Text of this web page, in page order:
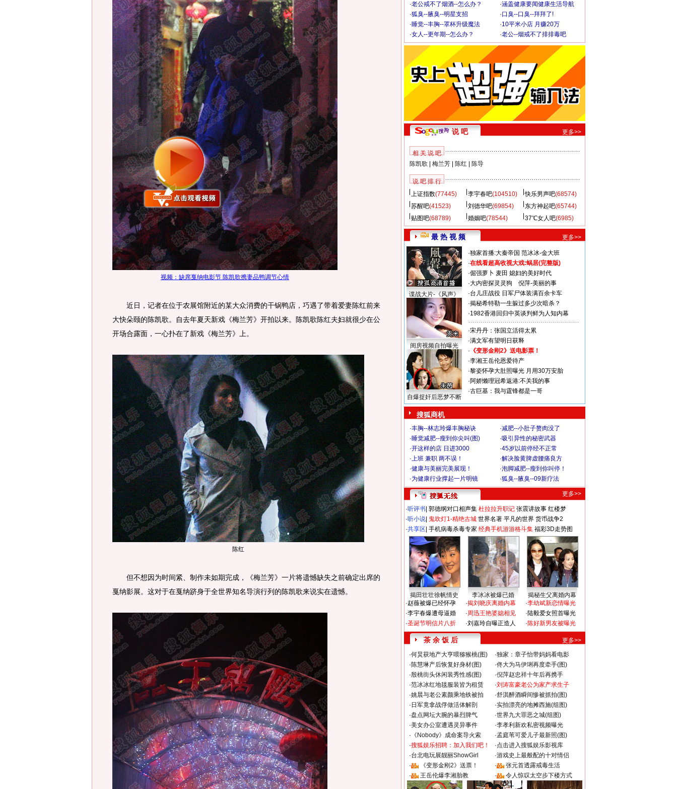
视频：缺席戛纳电影节 陈凯歌携妻品鸭调节心情
近日，记者在位于农展馆附近的某大众消费的干锅鸭店，巧遇了带着爱妻陈红前来
大快朵颐的陈凯歌。自去年夏天新戏《梅兰芳》开拍以来。陈凯歌陈红夫妇就很少在公
开场合露面，一心扑在了新戏《梅兰芳》上。
陈红
但不想因为时间紧、制作未如期完成，《梅兰芳》一片将遗憾缺失之前确定出席的
戛纳影展。这对于在戛纳跻身于全世界知名导演行列的陈凯歌来说实在遗憾。
·老公戒不了烟酒--怎么办？ ·涵盖健康要闻健康生活导航
·狐臭--腋臭--明星支招 ·口臭--口臭--拜拜了!
·睡觉--丰胸--罩杯升级魔法 ·10平米小店 月赚20万
·女人--更年期--怎么办？ ·老公--烟戒不了排排毒吧
说 吧 更多>>
相 关 说 吧
陈凯歌
梅兰芳| 陈红 陈导
说 吧 排 行
上证指数(77445) 李宇春吧(104510) 快乐男声吧(68574)
苏醒吧(41523) 刘德华吧(69854) 东方神起吧(65744)
贴图吧(68789) 婚姻吧(78544) 37℃女人吧(6985)
最 热 视 频 更多>>
谍战大片-《风声》
闺房视频自拍曝光
自爆捉奸后恶梦不断
·独家首播:大秦帝国 范冰冰-金大班
·在线看超高收视大戏:蜗居(完整版)
·倔强萝卜 麦田 媳妇的美好时代
·大内密探灵灵狗
倪萍-美丽的事
·台儿庄战役 日军尸体装满百余卡车
·揭秘希特勒一生躲过多少次暗杀？
·1982香港回归中英谈判鲜为人知内幕
·宋丹丹：张国立活得太累
·满文军有望明日获释
· 《变形金刚2》送电影票！
·李湘王岳伦恩爱待产
·黎姿怀孕大肚照曝光 月用30万安胎
·阿娇懒理冠希返港:不关我的事
·古巨基：我与霆锋都是一哥
搜狐商机
·丰胸--林志玲爆丰胸秘诀 ·减肥--小肚子赘肉没了
·睡觉减肥--瘦到你尖叫(图) ·吸引异性的秘密武器
·开这样的店 日进3000 ·45岁以前停经不正常
·上班 兼职 两不误！ ·解决脸黄脾虚腰痛良方
·健康与美丽完美展现！ ·泡脚减肥--瘦到你叫停！
·为健康行业撑起一片明镜 ·狐臭--腋臭--09新疗法
更多>>
·听评书 郭德纲对口相声集 杜拉拉升职记 张震讲故事 红楼梦
·听小说 鬼吹灯1-精绝古城 世界名著 平凡的世界 货币战争2
·共享区 手机病毒杀毒专家 经典手机游游格斗集 福彩3D走势图
揭田壮壮徐帆情史 李冰冰被爆已婚
揭秘生父离婚内幕
·赵薇被爆已经怀孕
·李宇春爆遭母逼婚
·圣诞节明信片八折
·揭刘晓庆离婚内幕
·周迅王艳婆媳相见
·刘嘉玲自曝正造人
·李幼斌新恋情曝光
·陆毅爱女照首曝光
·陈好新男友被曝光
茶 余 饭 后
更多>>
·何炅获地产大亨喂猕猴桃(图) ·独家：章子怡带妈妈看电影
·陈慧琳产后恢复好身材(图) ·佟大为马伊琍再度牵手(图)
·殷桃街头休闲装秀性感(图) ·倪萍赵忠祥十年后再携手
·范冰冰红地毯服装皆为租赁 ·刘涛富豪老公为家产求生子
·姚晨与老公素颜乘地铁被拍 ·舒淇醉酒瞬间惨被抓拍(图)
· 日军竟拿战俘做活体解剖 ·实拍漂亮的地摊西施(组图)
·盘点网坛大腕的暴烈脾气 ·世界九大罪恶之城(组图)
·美女办公室遭遇灵异事件 ·李孝利新欢私密视频曝光
· 《Nobody》成命案导火索 ·孟庭苇可爱儿子最新照(图)
·搜狐娱乐招聘：加入我们吧！ ·点击进入搜狐娱乐影视库
·台北电玩展靓丽ShowGirl ·游戏史上最般配的十对情侣
·
《变形金刚2》送票！ ·
张元首透露戒毒生活
·
王岳伦爆李湘胎教 · 令人惊叹太空步下楼方式